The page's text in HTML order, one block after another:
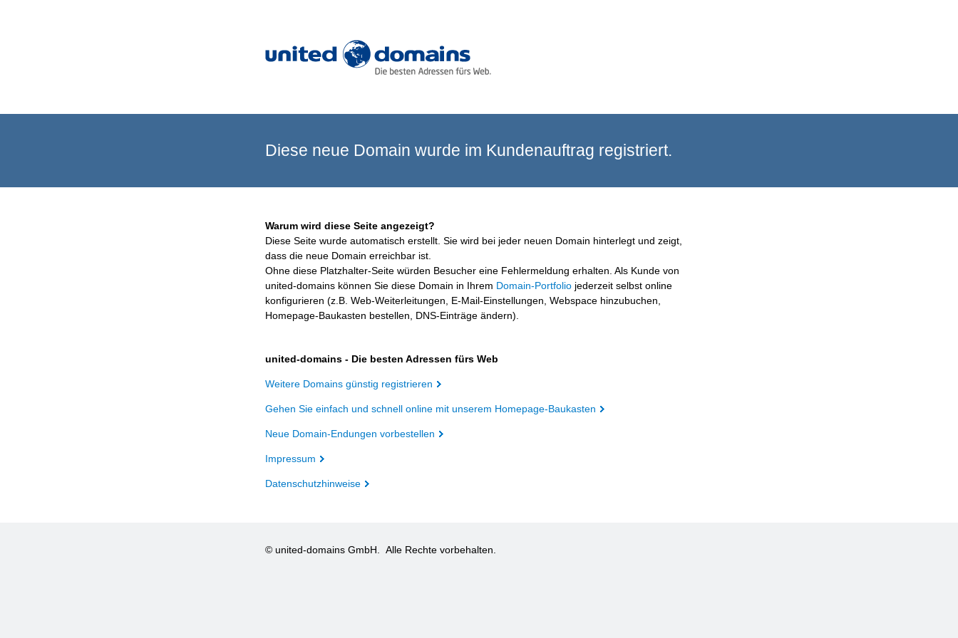
Diese neue Domain wurde im Kundenauftrag registriert.
Warum wird diese Seite angezeigt?
Diese Seite wurde automatisch erstellt. Sie wird bei jeder neuen Domain hinterlegt und zeigt,
dass die neue Domain erreichbar ist.
Ohne diese Platzhalter-Seite würden Besucher eine Fehlermeldung erhalten. Als Kunde von
united-domains können Sie diese Domain in Ihrem Domain-Portfolio jederzeit selbst online
konfigurieren (z.B. Web-Weiterleitungen, E-Mail-Einstellungen, Webspace hinzubuchen,
Homepage-Baukasten bestellen, DNS-Einträge ändern).
united-domains - Die besten Adressen fürs Web
Weitere Domains günstig registrieren
Gehen Sie einfach und schnell online mit unserem Homepage-Baukasten
Neue Domain-Endungen vorbestellen
Impressum
Datenschutzhinweise
© united-domains GmbH. Alle Rechte vorbehalten.